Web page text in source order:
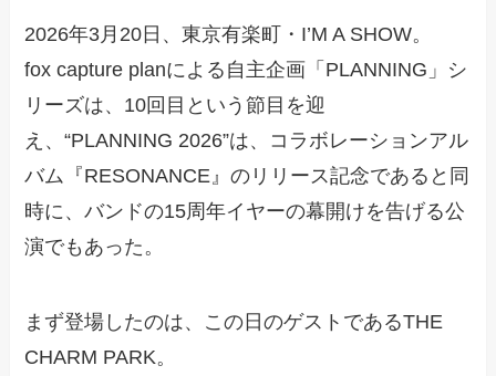
2026年3月20日、東京有楽町・I’M A SHOW。
fox capture planによる自主企画「PLANNING」シ
リーズは、10回目という節目を迎
え、“PLANNING 2026”は、コラボレーションアル
バム『RESONANCE』のリリース記念であると同
時に、バンドの15周年イヤーの幕開けを告げる公
演でもあった。
まず登場したのは、この日のゲストであるTHE
CHARM PARK。